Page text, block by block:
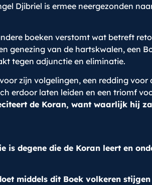
Djibriel is ermee neergezonden
boeken verstomt wat betreft
genezing van de hartskwalen, een
tegen adjunctie en eliminatie.
zijn volgelingen, een redding
erdoor laten leiden en een triomf
de Koran, want waarlijk hij
is degene die de Koran leert en
middels dit Boek volkeren stijgen